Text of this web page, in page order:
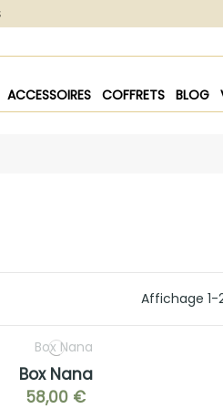
ACCESSOIRES COFFRETS BLOG
Affichage
Box Nana
58,00 €